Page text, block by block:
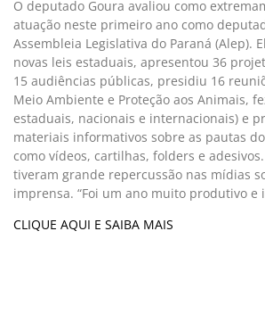
O deputado Goura avaliou como
atuação neste primeiro ano como
Assembleia Legislativa do Paraná (Alep).
novas leis estaduais, apresentou 36
15 audiências públicas, presidiu 16
Meio Ambiente e Proteção aos Animais,
estaduais, nacionais e internacionais) e
materiais informativos sobre as pautas
como vídeos, cartilhas, folders e
tiveram grande repercussão nas mídias
imprensa. “Foi um ano muito produtivo e
CLIQUE AQUI E SAIBA MAIS